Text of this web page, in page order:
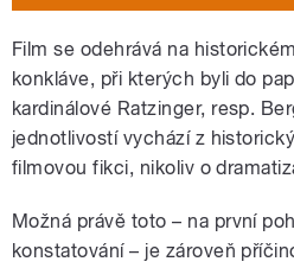
Film se odehrává na
konkláve, při kterých byli do
kardinálové Ratzinger, resp.
jednotlivostí vychází z
filmovou fikci, nikoliv o
Možná právě toto – na první
konstatování – je zároveň